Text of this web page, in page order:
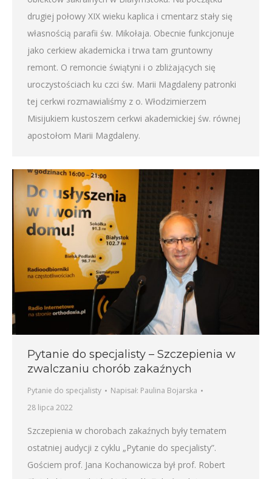
drugiej połowy XIX wieku kaplica i cmentarz stały się
własnością parafii św. Mikołaja. Obecnie funkcjonuje
jako cerkiew akademicka i trwa tam gruntowny
remont. O remoncie świątyni i o zbliżających się
uroczystościach ku czci św. Marii Magdaleny patronki
tej cerkwi rozmawialiśmy z o. Włodzimierzem
Misijukiem kustoszem cerkwi akademickiej św. równej
apostołom Marii Magdaleny.
Pytanie do specjalisty – Szczepienia w
zwalczaniu chorób zakaźnych
Pytanie do specjalisty Napisał: Paulina Bojarska
28 lipca 2022
Szczepienia w chorobach zakaźnych były tematem
ostatniej audycji z cyklu „Pytanie do specjalisty”.
Gościem prof. Jana Kochanowicza był prof. Robert